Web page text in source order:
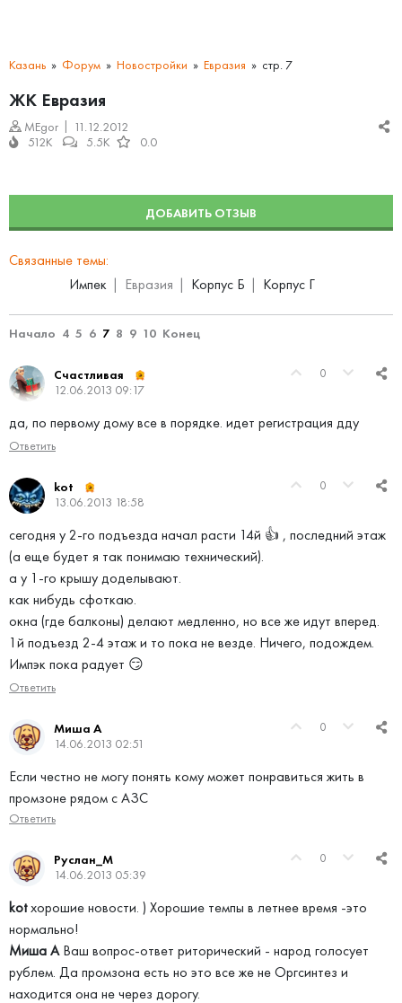
Казань Форум Новостройки Евразия стр. 7
ЖК Евразия
MEgor
11.12.2012
512K
5.5K 0.0
ДОБАВИТЬ ОТЗЫВ
Связанные темы:
Импек
Евразия Корпус Б Корпус Г
Начало 4 5 6 7 8 9 10 Конец
0
Счастливая
12.06.2013 09:17
да, по первому дому все в порядке. идет регистрация дду
Ответить
0
kot
13.06.2013 18:58
сегодня у 2-го подъезда начал расти 14й 👍 , последний этаж
(а еще будет я так понимаю технический).
а у 1-го крышу доделывают.
как нибудь сфоткаю.
окна (где балконы) делают медленно, но все же идут вперед.
1й подъезд 2-4 этаж и то пока не везде. Ничего, подождем.
Импэк пока радует 😏
Ответить
0
Миша А
14.06.2013 02:51
Если честно не могу понять кому может понравиться жить в
промзоне рядом с АЗС
Ответить
0
Руслан_М
14.06.2013 05:39
kotхорошие новости. ) Хорошие темпы в летнее время -это
нормально!
Миша АВаш вопрос-ответ риторический - народ голосует
рублем. Да промзона есть но это все же не Оргсинтез и
находится она не через дорогу.